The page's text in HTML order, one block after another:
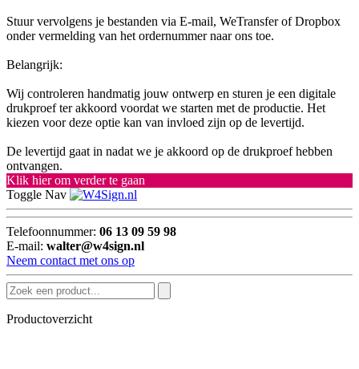
Stuur vervolgens je bestanden via E-mail, WeTransfer of Dropbox
onder vermelding van het ordernummer naar ons toe.
Belangrijk:
Wij controleren handmatig jouw ontwerp en sturen je een digitale
drukproef ter akkoord voordat we starten met de productie. Het
kiezen voor deze optie kan van invloed zijn op de levertijd.
De levertijd gaat in nadat we je akkoord op de drukproef hebben
ontvangen.
Klik hier om verder te gaan
Toggle Nav
Telefoonnummer: 06 13 09 59 98
E-mail: walter@w4sign.nl
Neem contact met ons op
Productoverzicht